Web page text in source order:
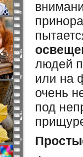
людей
или на
очень
под